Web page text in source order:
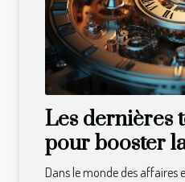
Les dernières
pour booster
de votre
Dans le monde des affaires